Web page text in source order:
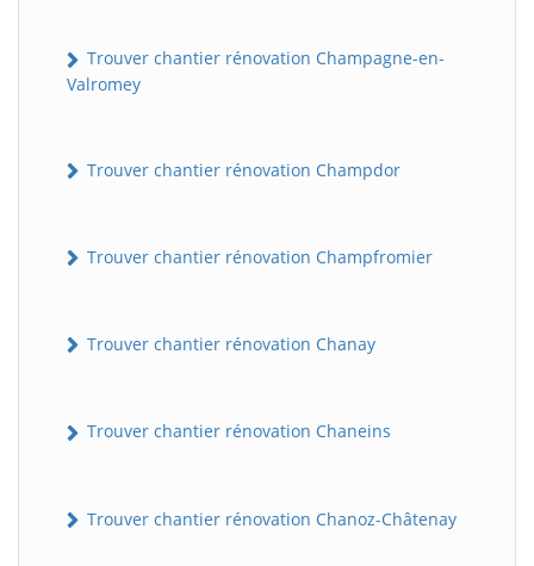
Trouver chantier rénovation Champagne-en-
Valromey
Trouver chantier rénovation Champdor
Trouver chantier rénovation Champfromier
Trouver chantier rénovation Chanay
Trouver chantier rénovation Chaneins
Trouver chantier rénovation Chanoz-Châtenay